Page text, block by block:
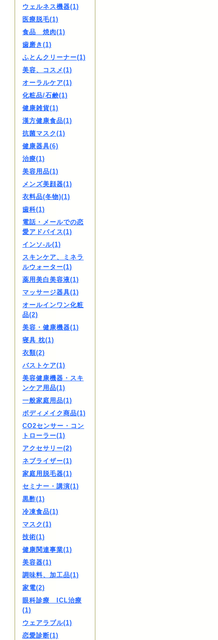
ウェルネス機器(1)
医療脱毛(1)
食品 焼肉(1)
歯磨き(1)
ふとんクリーナー(1)
美容、コスメ(1)
オーラルケア(1)
化粧品/石鹸(1)
健康雑貨(1)
漢方健康食品(1)
抗菌マスク(1)
健康器具(6)
治療(1)
美容用品(1)
メンズ美顔器(1)
衣料品(冬物)(1)
歯科(1)
電話・メールでの恋
愛アドバイス(1)
インソ-ル(1)
スキンケア、ミネラ
ルウォーター(1)
薬用美白美容液(1)
マッサージ器具(1)
オールインワン化粧
品(2)
美容・健康機器(1)
寝具 枕(1)
衣類(2)
バストケア(1)
美容健康機器・スキ
ンケア用品(1)
一般家庭用品(1)
ボディメイク商品(1)
CO2センサー・コン
トローラー(1)
アクセサリー(2)
ネブライザー(1)
家庭用脱毛器(1)
セミナー・講演(1)
黒酢(1)
冷凍食品(1)
マスク(1)
技術(1)
健康関連事業(1)
美容器(1)
調味料、加工品(1)
家電(2)
眼科診療 ICL治療
(1)
ウェアラブル(1)
恋愛診断(1)